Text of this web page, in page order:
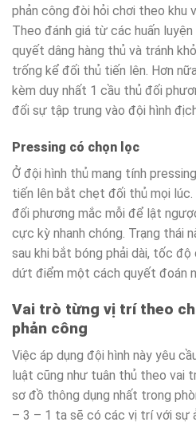
phản công đòi hỏi chơi theo khu
Theo đánh giá từ các huấn
quyết dâng hàng thủ và tránh
trống kể đối thủ tiến lên. Hơn
kèm duy nhất 1 cầu thủ đối
đối sự tập trung vào đội hình
Pressing có chọn lọc
Ở đội hình thủ mang tính
tiến lên bắt chẹt đối thủ mọi
đối phương mắc mỗi để lật
cực kỳ nhanh chóng. Trạng thái
sau khi bắt bóng phải dài, tốc độ
dứt điểm một cách quyết đoán
Vai trò từng vị trí theo
phản công
Việc áp dụng đội hình này yêu
luật cũng như tuân thủ theo vai
sơ đồ thông dụng nhất trong
– 3 – 1 ta sẽ có các vị trí với sự